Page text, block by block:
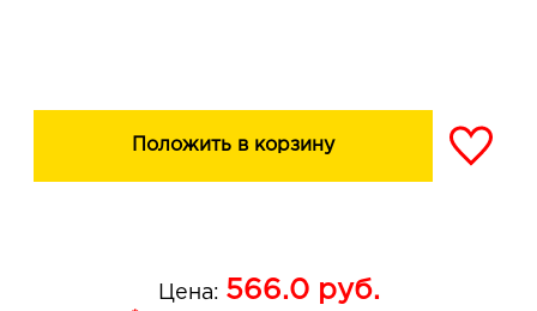
Положить в корзину
Цена: 566.0руб.